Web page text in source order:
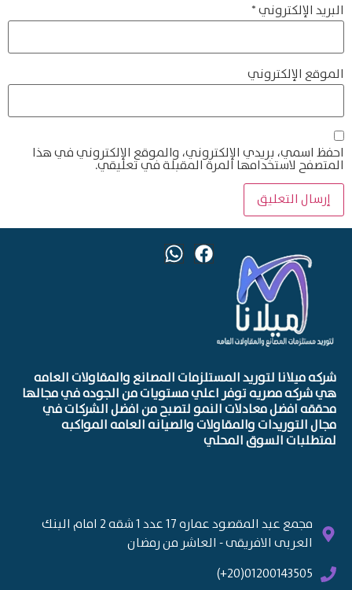
البريد الإلكتروني*
الموقع الإلكتروني
احفظ اسمي، بريدي الإلكتروني، والموقع الإلكتروني في هذا
المتصفح لاستخدامها المرة المقبلة في تعليقي.
شركه ميلانا لتوريد المستلزمات المصانع والمقاولات العامه
هي شركه مصريه توفر اعلي مستويات من الجوده في مجالها
محققه افضل معادلات النمو لتصبح من افضل الشركات في
مجال التوريدات والمقاولات والصيانه العامه المواكبه
لمتطلبات السوق المحلي
مجمع عبد المقصود عماره 17 عدد 1 شقه 2 امام البنك
العربى الافريقى - العاشر من رمضان
01200143505(20+)